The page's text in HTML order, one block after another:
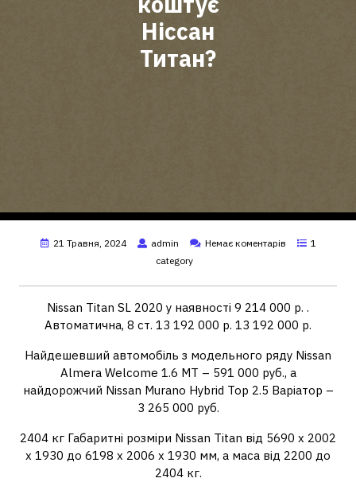
Ніссан
Титан?
21 Травня, 2024 admin Немає коментарів
1
category
Nissan Titan SL 2020 у наявності 9 214 000 р. .
Автоматична, 8 ст. 13 192 000 р. 13 192 000 р.
Найдешевший автомобіль з модельного ряду Nissan
Almera Welcome 1.6 MT – 591 000 руб., а
найдорожчий Nissan Murano Hybrid Top 2.5 Варіатор –
3 265 000 руб.
2404 кг Габаритні розміри Nissan Titan від 5690 x 2002
x 1930 до 6198 x 2006 x 1930 мм, а маса від 2200 до
2404 кг.